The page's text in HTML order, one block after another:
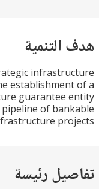
for strategic
the
guarantee
of a pipeline of
infrastructure
رئيسة